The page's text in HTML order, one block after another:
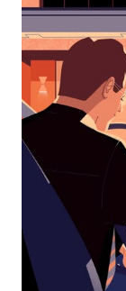
kalendář
vybrat
datum.
Stisknutím
klávesy
Esc
zavřeš
kalendář.